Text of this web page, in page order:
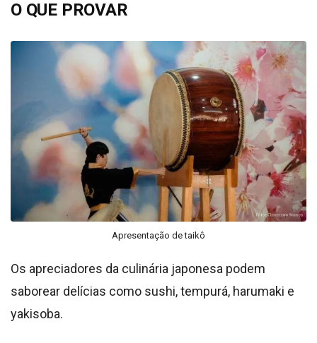
O QUE PROVAR
Apresentação de taikô
Os apreciadores da culinária japonesa podem
saborear delícias como sushi, tempurá, harumaki e
yakisoba.